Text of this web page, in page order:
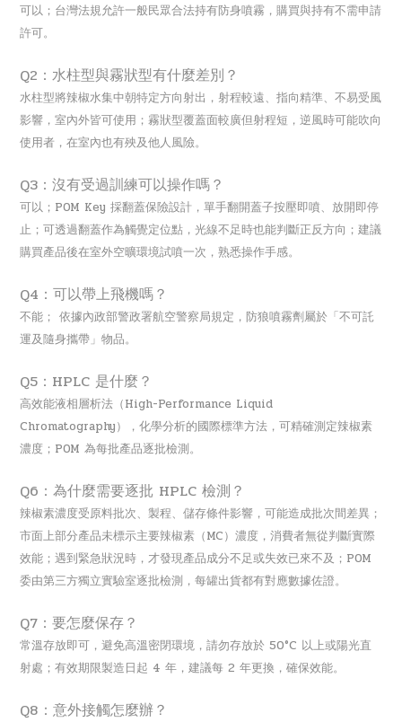
可以 ； 台灣法規允許一般民眾合法持有防身噴霧，購買與持有不需申請
許可。
Q2：水柱型與霧狀型有什麼差別？
水柱型將辣椒水集中朝特定方向射出，射程較遠、指向精準、不易受風
影響，室內外皆可使用 ； 霧狀型覆蓋面較廣但射程短，逆風時可能吹向
使用者，在室內也有殃及他人風險。
Q3：沒有受過訓練可以操作嗎？
可以 ； POM Key 採翻蓋保險設計，單手翻開蓋子按壓即噴、放開即停
止； 可透過翻蓋作為觸覺定位點，光線不足時也能判斷正反方向 ； 建議
購買產品後在室外空曠環境試噴一次，熟悉操作手感。
Q4：可以帶上飛機嗎？
不能 ； 依據內政部警政署航空警察局規定，防狼噴霧劑屬於「不可託
運及隨身攜帶」物品。
Q5：HPLC 是什麼？
高效能液相層析法（High-Performance Liquid
Chromatography），化學分析的國際標準方法， 可精確測定辣椒素
濃度 ； POM 為每批產品逐批檢測。
Q6：為什麼需要逐批 HPLC 檢測？
辣椒素濃度受原料批次、製程、儲存條件影響，可能造成批次間差異 ；
市面上部分產品未標示主要辣椒素（MC）濃度，消費者無從判斷實際
效能；遇到緊急狀況時，才發現產品成分不足或失效已來不及 ； POM
委由第三方獨立實驗室逐批檢測，每罐出貨都有對應數據佐證。
Q7：要怎麼保存？
常溫存放即可，避免高溫密閉環境，請勿存放於 50°C 以上或陽光直
射處 ； 有效期限製造日起 4 年，建議每 2 年更換，確保效能。
Q8：意外接觸怎麼辦？